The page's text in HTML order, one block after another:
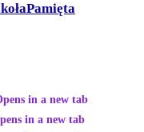
in a new tab
in a new tab